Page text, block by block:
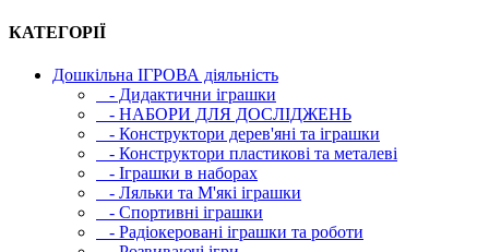
КАТЕГОРІЇ
Дошкільна ІГРОВА діяльність
- Дидактични іграшки
- НАБОРИ ДЛЯ ДОСЛІДЖЕНЬ
- Конструктори дерев'яні та іграшки
- Конструктори пластикові та металеві
- Іграшки в наборах
- Ляльки та М'які іграшки
- Спортивні іграшки
- Радіокеровані іграшки та роботи